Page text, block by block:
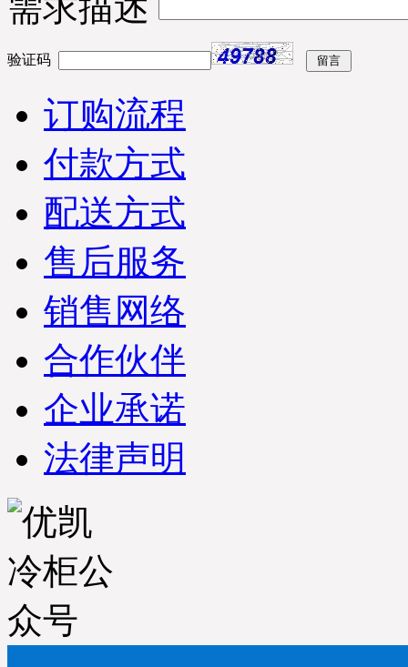
验证码
订购流程
付款方式
配送方式
售后服务
销售网络
合作伙伴
企业承诺
法律声明